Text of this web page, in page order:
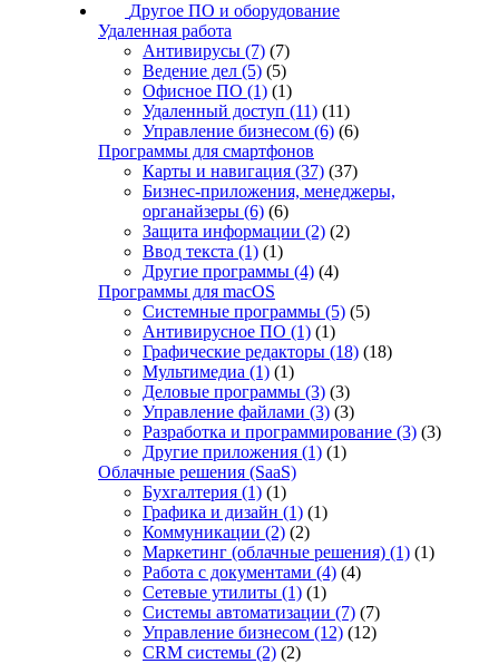
Другое ПО и оборудование
Удаленная работа
Антивирусы (7) (7)
Ведение дел (5) (5)
Офисное ПО (1) (1)
Удаленный доступ (11) (11)
Управление бизнесом (6) (6)
Программы для смартфонов
Карты и навигация (37) (37)
Бизнес-приложения, менеджеры,
органайзеры (6) (6)
Защита информации (2) (2)
Ввод текста (1) (1)
Другие программы (4) (4)
Программы для macOS
Системные программы (5) (5)
Антивирусное ПО (1) (1)
Графические редакторы (18) (18)
Мультимедиа (1) (1)
Деловые программы (3) (3)
Управление файлами (3) (3)
Разработка и программирование (3) (3)
Другие приложения (1) (1)
Облачные решения (SaaS)
Бухгалтерия (1) (1)
Графика и дизайн (1) (1)
Коммуникации (2) (2)
Маркетинг (облачные решения) (1) (1)
Работа с документами (4) (4)
Сетевые утилиты (1) (1)
Системы автоматизации (7) (7)
Управление бизнесом (12) (12)
CRM системы (2) (2)